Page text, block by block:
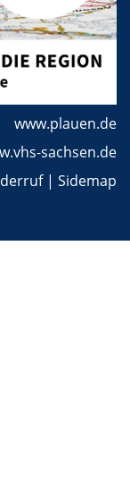
www.plauen.de
sachsen.de
| Sidemap